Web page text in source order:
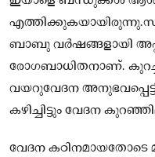
ബാബു വർഷങ്ങളായി
രോഗബാധിതനാണ്.
വയറുവേദന
കഴിച്ചിട്ടും വേദന
വേദന കഠിനമായതോടെ